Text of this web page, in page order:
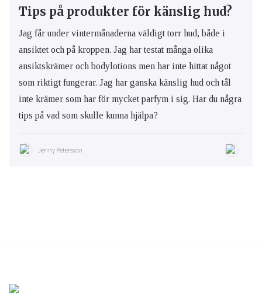
Tips på produkter för känslig hud?
Jag får under vintermånaderna väldigt torr hud, både i
ansiktet och på kroppen. Jag har testat många olika
ansiktskrämer och bodylotions men har inte hittat något
som riktigt fungerar. Jag har ganska känslig hud och tål
inte krämer som har för mycket parfym i sig. Har du några
tips på vad som skulle kunna hjälpa?
Jenny Petersson